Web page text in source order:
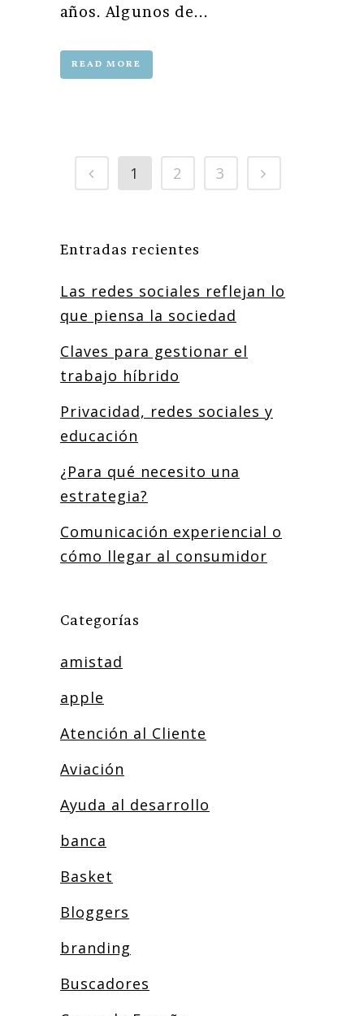
años. Algunos de...
READ MORE
1 2 3
Entradas recientes
Las redes sociales reflejan lo
que piensa la sociedad
Claves para gestionar el
trabajo híbrido
Privacidad, redes sociales y
educación
¿Para qué necesito una
estrategia?
Comunicación experiencial o
cómo llegar al consumidor
Categorías
amistad
apple
Atención al Cliente
Aviación
Ayuda al desarrollo
banca
Basket
Bloggers
branding
Buscadores